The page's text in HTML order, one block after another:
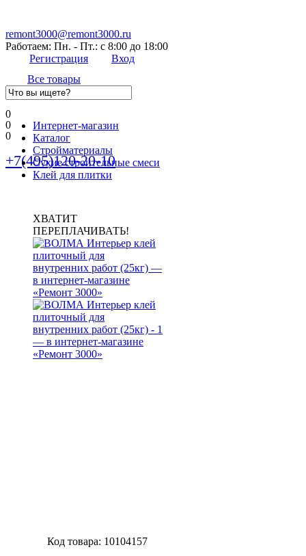
remont3000@remont3000.ru
Работаем: Пн. - Пт.: с 8:00 до 18:00
Регистрация
Вход
Все товары
0
0
0
+7(495)120-20-10
Интернет-магазин
Каталог
Стройматериалы
Сухие строительные смеси
Клей для плитки
ХВАТИТ
ПЕРЕПЛАЧИВАТЬ!
Код товара: 10104157